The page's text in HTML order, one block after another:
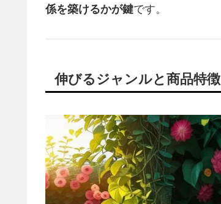
係を築けるかが鍵です。
伸びるジャンルと商品特徴